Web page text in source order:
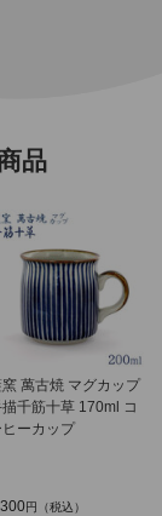
品
萬古焼 マグカップ
千筋十草 170ml コ
ヒーカップ
円（税込）